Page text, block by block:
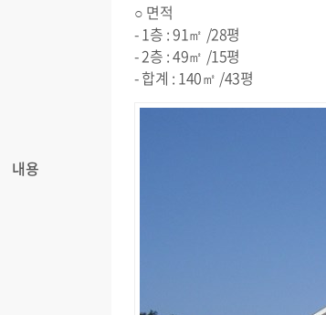
내용
○ 면적
- 1층 : 91㎡ /28평
- 2층 : 49㎡ /15평
- 합계 : 140㎡ /43평